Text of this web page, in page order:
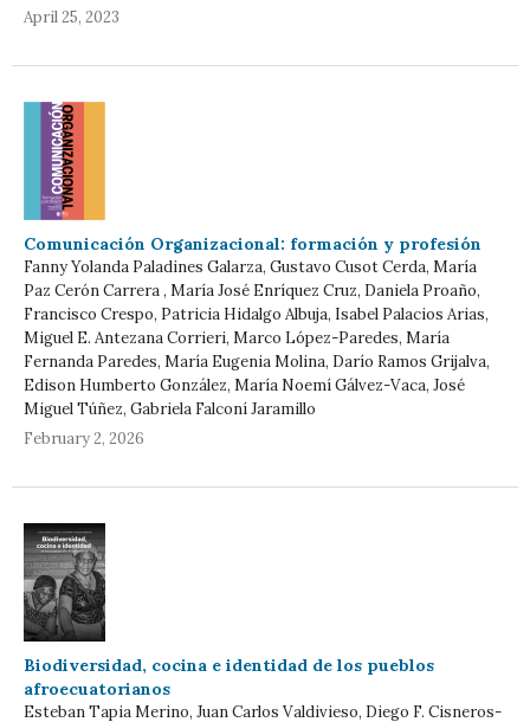
April 25, 2023
Comunicación Organizacional: formación y profesión
Fanny Yolanda Paladines Galarza, Gustavo Cusot Cerda, María
Paz Cerón Carrera , María José Enríquez Cruz, Daniela Proaño,
Francisco Crespo, Patricia Hidalgo Albuja, Isabel Palacios Arias,
Miguel E. Antezana Corrieri, Marco López-Paredes, María
Fernanda Paredes, María Eugenia Molina, Darío Ramos Grijalva,
Edison Humberto González, María Noemí Gálvez-Vaca, José
Miguel Túñez, Gabriela Falconí Jaramillo
February 2, 2026
Biodiversidad, cocina e identidad de los pueblos
afroecuatorianos
Esteban Tapia Merino, Juan Carlos Valdivieso, Diego F. Cisneros-